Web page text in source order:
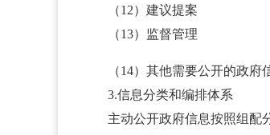
（12）建议提案
（13）监督管理
（14）其他需要公开的政府
3.信息分类和编排体系
主动公开政府信息按照组配分